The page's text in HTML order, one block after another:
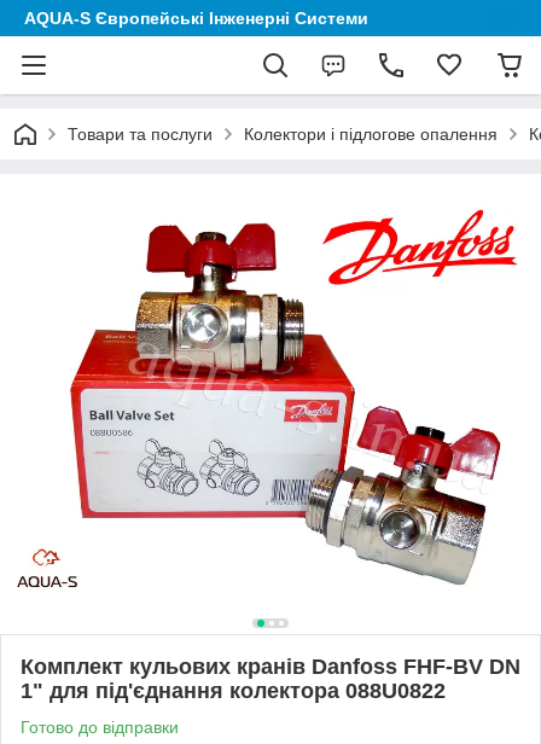
AQUA-S Європейські Інженерні Системи
Товари та послуги Колектори і підлогове опалення
Комплект кульових кранів Danfoss FHF-BV DN
1" для під'єднання колектора 088U0822
Готово до відправки